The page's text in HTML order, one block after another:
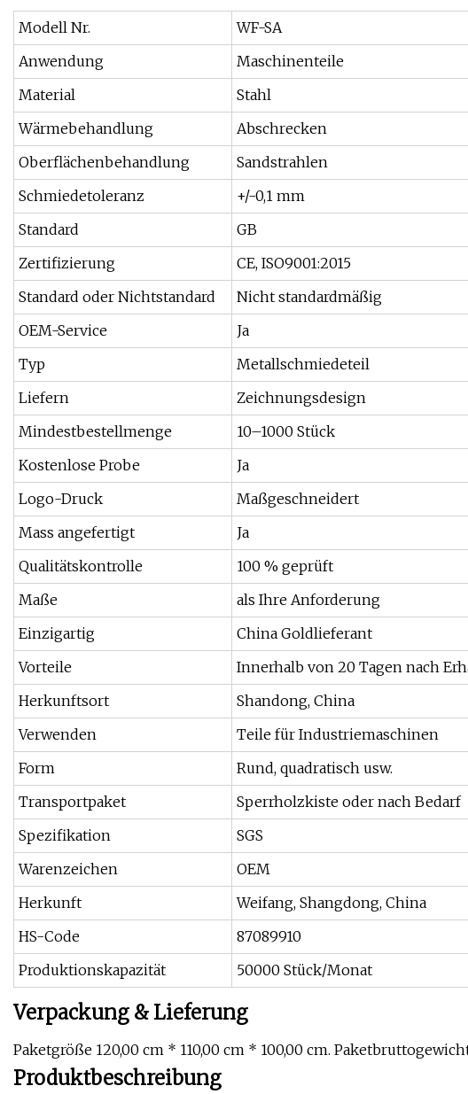
Modell Nr.
WF-SA
Anwendung
Maschinenteile
Material
Stahl
Wärmebehandlung
Abschrecken
Oberflächenbehandlung
Sandstrahlen
Schmiedetoleranz
+/-0,1 mm
Standard
GB
Zertifizierung
CE, ISO9001:2015
Standard oder Nichtstandard
Nicht standardmäßig
OEM-Service
Ja
Typ
Metallschmiedeteil
Liefern
Zeichnungsdesign
Mindestbestellmenge
10–1000 Stück
Kostenlose Probe
Ja
Logo-Druck
Maßgeschneidert
Mass angefertigt
Ja
Qualitätskontrolle
100 % geprüft
Maße
als Ihre Anforderung
Einzigartig
China Goldlieferant
Vorteile
Innerhalb von 20 Tagen nach
Herkunftsort
Shandong, China
Verwenden
Teile für Industriemaschinen
Form
Rund, quadratisch usw.
Transportpaket
Sperrholzkiste oder nach Bedarf
Spezifikation
SGS
Warenzeichen
OEM
Herkunft
Weifang, Shangdong, China
HS-Code
87089910
Produktionskapazität
50000 Stück/Monat
Verpackung & Lieferung
Paketgröße 120,00 cm * 110,00 cm * 100,00 cm.
Produktbeschreibung